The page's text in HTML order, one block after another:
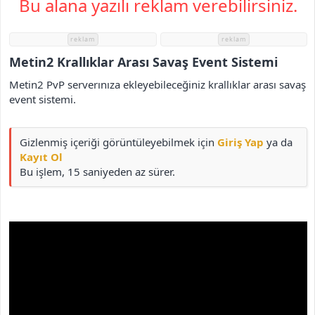
i
Bu alana yazılı reklam verebilirsiniz.
reklam reklam
Metin2 Krallıklar Arası Savaş Event Sistemi​
Metin2 PvP serverınıza ekleyebileceğiniz krallıklar arası savaş
event sistemi.
Gizlenmiş içeriği görüntüleyebilmek için Giriş Yap ya da
Kayıt Ol
Bu işlem, 15 saniyeden az sürer.